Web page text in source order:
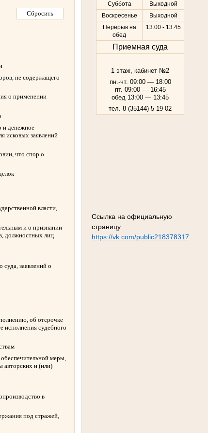
Суббота
Выходной
Воскресенье
Выходной
Перерыв на
обед
13:00 - 13:45
Приемная суда
1 этаж, кабинет №2
пн.-чт. 09:00 — 18:00
пт. 09:00 — 16:45
обед 13:00 — 13:45
тел. 8 (35144) 5-19-02
Ссылка на официальную
страницу
https://vk.com/public218378317
не содержащего
о применении
и денежное
исковых заявлений
что спор о
власти,
и о признании
должностных лиц
суда, заявлений о
об отсрочке
исполнения судебного
меры,
авторских и (или)
в
под стражей,